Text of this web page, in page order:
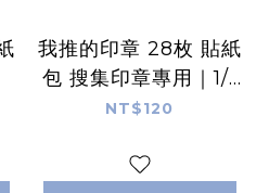
我推的印章 28枚 貼紙
包 搜集印章專用｜1/1
工作室
NT$120